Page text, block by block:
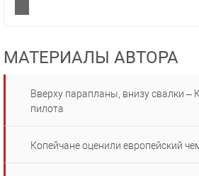
МАТЕРИАЛЫ АВТОРА
Вверху парапланы, внизу свалки –
пилота
Копейчане оценили европейский